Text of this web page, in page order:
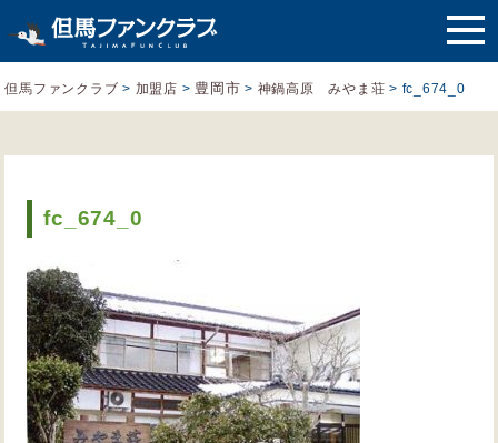
但馬ファンクラブ > 加盟店 > 豊岡市 > 神鍋高原 みやま荘 > fc_674_0
fc_674_0